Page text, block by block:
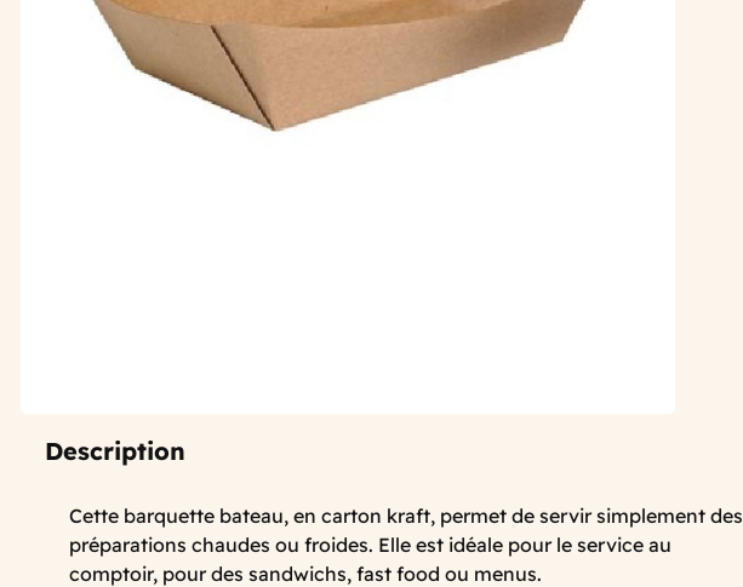
Description
Cette barquette bateau, en carton kraft, permet de servir simplement des
préparations chaudes ou froides. Elle est idéale pour le service au
comptoir, pour des sandwichs, fast food ou menus.